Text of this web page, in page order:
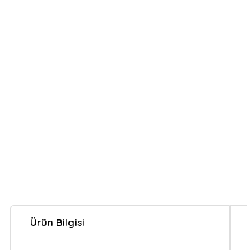
Ürün Bilgisi